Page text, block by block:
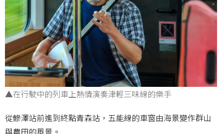
▲在行駛中的列車上熱情演奏津輕三味線的樂手
從鰺澤站前進到終點青森站，五能線的車窗由海景變作群山